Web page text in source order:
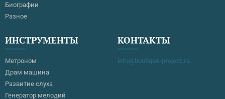
Биографии
Разное
ИНСТРУМЕНТЫ
Метроном
Драм машина
Развитие слуха
Генератор мелодий
КОНТАКТЫ
info@boutique-project.ru